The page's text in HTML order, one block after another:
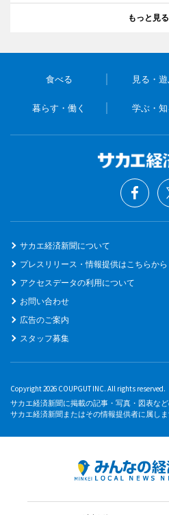
もっと見る
食べる 見る・
暮らす・働く 学ぶ・知
サカエ経済新聞について
プレスリリース・情報提供はこちらから
アクセスデータの利用について
お問い合わせ
広告のご案内
スタッフ募集
Copyright 2026 COUPGUT INC. All rights reserved.
サカエ経済新聞に掲載の記事・写真・図表な
サカエ経済新聞またはその情報提供者に属しま